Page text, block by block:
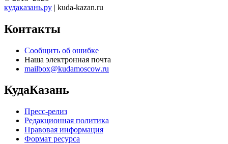
кудаказань.ру | kuda-kazan.ru
Контакты
Сообщить об ошибке
Наша электронная почта
mailbox@kudamoscow.ru
КудаКазань
Пресс-релиз
Редакционная политика
Правовая информация
Формат ресурса